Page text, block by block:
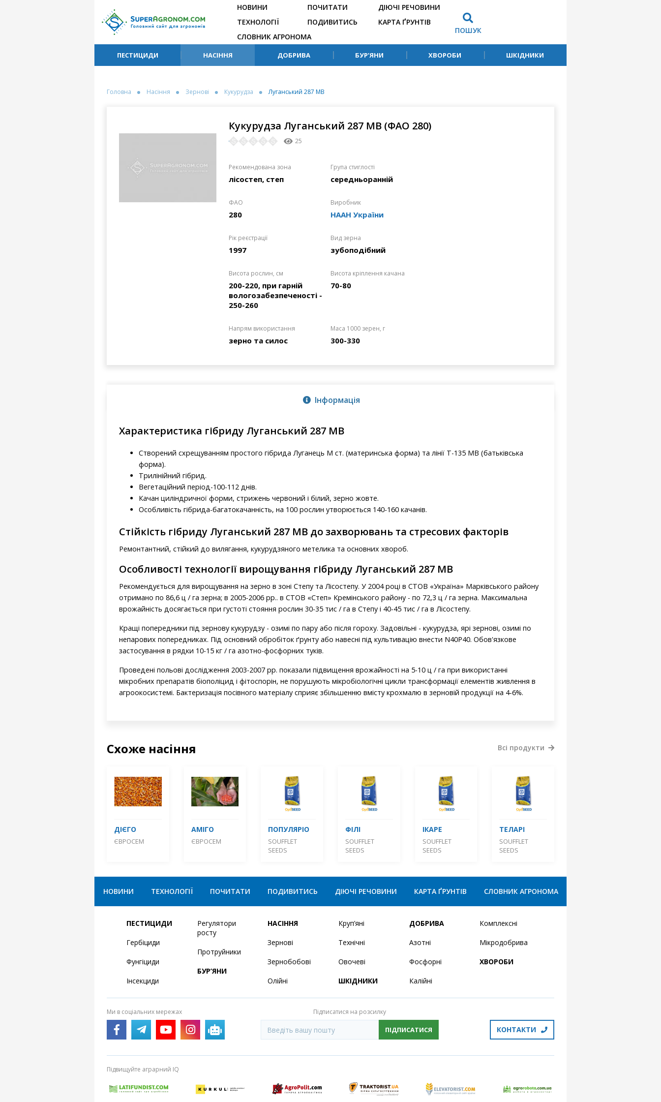
НОВИНИ
ТЕХНОЛОГІЇ
ПОЧИТАТИ
ПОДИВИТИСЬ
ДІЮЧІ РЕЧОВИНИ
КАРТА ҐРУНТІВ
СЛОВНИК АГРОНОМА
ПОШУК
ПЕСТИЦИДИ НАСІННЯ ДОБРИВА БУР’ЯНИ ХВОРОБИ ШКІДНИКИ
Головна Насіння Зернові Кукурудза Луганський 287 МВ
Кукурудза Луганський 287 МВ (ФАО 280)
25
Рекомендована зона
лісостеп, степ
Група стиглості
середньоранній
ФАО
280
Виробник
НААН України
Рік реєстрації
1997
Вид зерна
зубоподібний
Висота рослин, см
200-220, при гарній
вологозабезпеченості -
250-260
Висота кріплення качана
70-80
Напрям використання
зерно та силос
Маса 1000 зерен, г
300-330
Інформація
Характеристика гібриду Луганський 287 МВ
Створений схрещуванням простого гібрида Луганець М ст. (материнська форма) та лінії Т-135 МВ (батьківська
форма).
Трилінійний гібрид.
Вегетаційний період-100-112 днів.
Качан циліндричної форми, стрижень червоний і білий, зерно жовте.
Особливість гібрида-багатокачанність, на 100 рослин утворюється 140-160 качанів.
Стійкість гібриду Луганський 287 МВ до захворювань та стресових факторів
Ремонтантний, стійкий до вилягання, кукурудзяного метелика та основних хвороб.
Особливості технології вирощування гібриду Луганський 287 МВ
Рекомендується для вирощування на зерно в зоні Степу та Лісостепу. У 2004 році в СТОВ «Україна» Марківського району
отримано по 86,6 ц / га зерна; в 2005-2006 рр.. в СТОВ «Степ» Кремінського району - по 72,3 ц / га зерна. Максимальна
врожайність досягається при густоті стояння рослин 30-35 тис / га в Степу і 40-45 тис / га в Лісостепу.
Кращі попередники під зернову кукурудзу - озимі по пару або після гороху. Задовільні - кукурудза, ярі зернові, озимі по
непарових попередниках. Під основний обробіток ґрунту або навесні під культивацію внести N40Р40. Обов'язкове
застосування в рядки 10-15 кг / га азотно-фосфорних туків.
Проведені польові дослідження 2003-2007 рр. показали підвищення врожайності на 5-10 ц / га при використанні
мікробних препаратів біополіцид і фітоспорін, не порушують мікробіологічні цикли трансформації елементів живлення в
агроокосистемі. Бактеризація посівного матеріалу сприяє збільшенню вмісту крохмалю в зерновій продукції на 4-6%.
Схоже насіння
ДІЄГО
ЄВРОСЕМ
АМІГО
ЄВРОСЕМ
ПОПУЛЯРІО
SOUFFLET
SEEDS
ФІЛІ
SOUFFLET
SEEDS
ІКАРЕ
SOUFFLET
SEEDS
ТЕЛАРІ
SOUFFLET
SEEDS
Всі продукти
НОВИНИ ТЕХНОЛОГІЇ ПОЧИТАТИ ПОДИВИТИСЬ ДІЮЧІ РЕЧОВИНИ КАРТА ҐРУНТІВ СЛОВНИК АГРОНОМА
ПЕСТИЦИДИ
Гербіциди
Фунгіциди
Інсекциди
Регулятори
росту
Протруйники
БУР’ЯНИ
НАСІННЯ
Зернові
Зернобобові
Олійні
Круп’яні
Технічні
Овочеві
ШКІДНИКИ
ДОБРИВА
Азотні
Фосфорні
Калійні
Комплексні
Мікродобрива
ХВОРОБИ
Ми в соціальних мережах Підписатися на розсилку
ПІДПИСАТИСЯ КОНТАКТИ
Підвищуйте аграрний IQ